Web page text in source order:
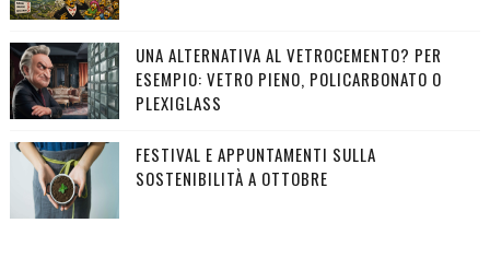
UNA ALTERNATIVA AL VETROCEMENTO? PER
ESEMPIO: VETRO PIENO, POLICARBONATO O
PLEXIGLASS
FESTIVAL E APPUNTAMENTI SULLA
SOSTENIBILITÀ A OTTOBRE